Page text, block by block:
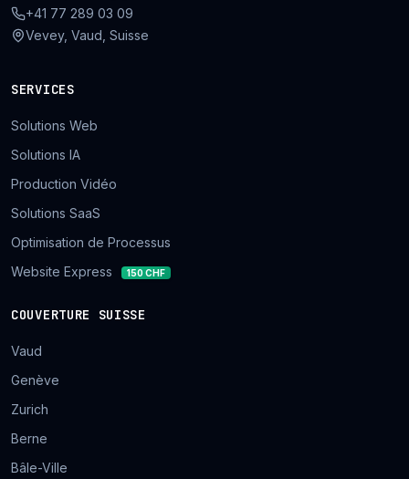
+41 77 289 03 09
Vevey, Vaud, Suisse
SERVICES
Solutions Web
Solutions IA
Production Vidéo
Solutions SaaS
Optimisation de Processus
Website Express
150 CHF
COUVERTURE SUISSE
Vaud
Genève
Zurich
Berne
Bâle-Ville